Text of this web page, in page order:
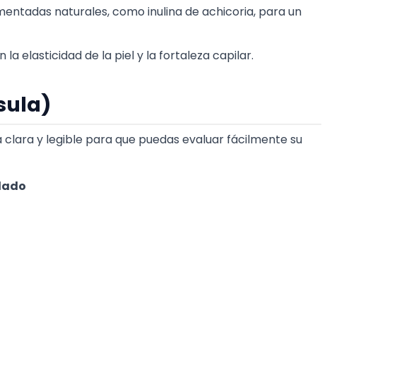
naturales, como inulina de achicoria, para un
elasticidad de la piel y la fortaleza capilar.
y legible para que puedas evaluar fácilmente su